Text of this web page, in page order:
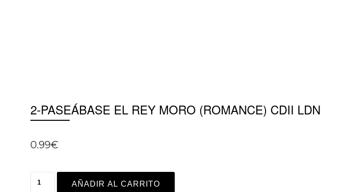
2-PASEÁBASE EL REY MORO (ROMANCE) CDII LDN
0.99€
AÑADIR AL CARRITO